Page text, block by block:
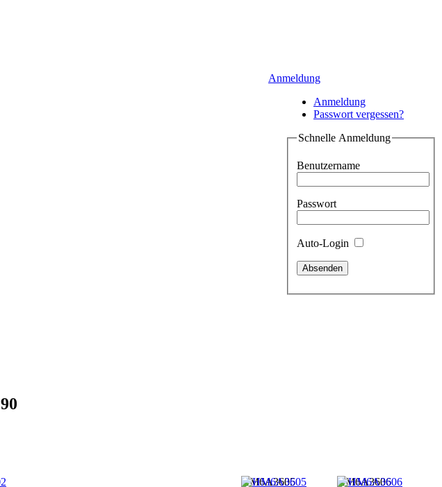
Anmeldung
Anmeldung
Passwort vergessen?
Schnelle Anmeldung
Benutzername
Passwort
Auto-Login
90
HM6A3605 HM6A3606